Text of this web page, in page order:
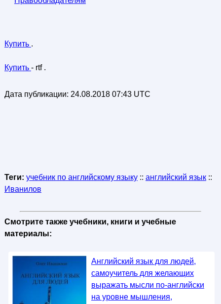
Купить .
Купить - rtf .
Дата публикации: 24.08.2018 07:43 UTC
Теги: учебник по английскому языку:: английский язык::
Иванилов
Смотрите также учебники, книги и учебные
материалы:
Английский язык для людей,
самоучитель для желающих
выражать мысли по-английски
на уровне мышления,